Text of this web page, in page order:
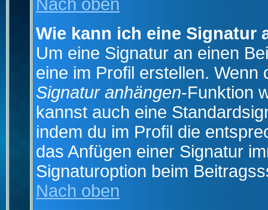
Nach oben
Wie kann ich eine Signatur
Um eine Signatur an einen
eine im Profil erstellen.
Signatur anhängen-Funktion
kannst auch eine
indem du im Profil die
das Anfügen einer Signatur
Signaturoption beim
Nach oben